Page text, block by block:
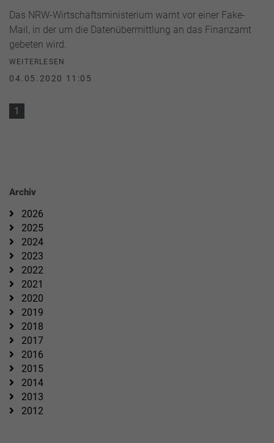
Das NRW-Wirtschaftsministerium warnt vor einer Fake-
Mail, in der um die Datenübermittlung an das Finanzamt
gebeten wird.
WEITERLESEN
04.05.2020 11:05
1
Archiv
2026
2025
2024
2023
2022
2021
2020
2019
2018
2017
2016
2015
2014
2013
2012